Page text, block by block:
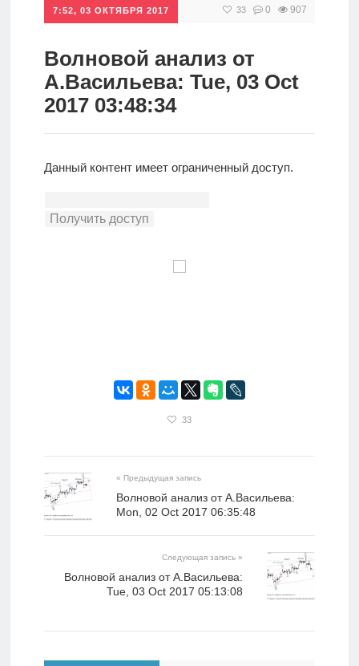
Инвестиции
Дивиденды
Волновой
7:52, 03 ОКТЯБРЯ 2017 33 0 907
Волновой анализ от
А.Васильева: Tue, 03 Oct
2017 03:48:34
Данный контент имеет ограниченный доступ.
33
« Предыдущая запись
Волновой анализ от А.Васильева:
Mon, 02 Oct 2017 06:35:48
Следующая запись »
Волновой анализ от А.Васильева:
Tue, 03 Oct 2017 05:13:08